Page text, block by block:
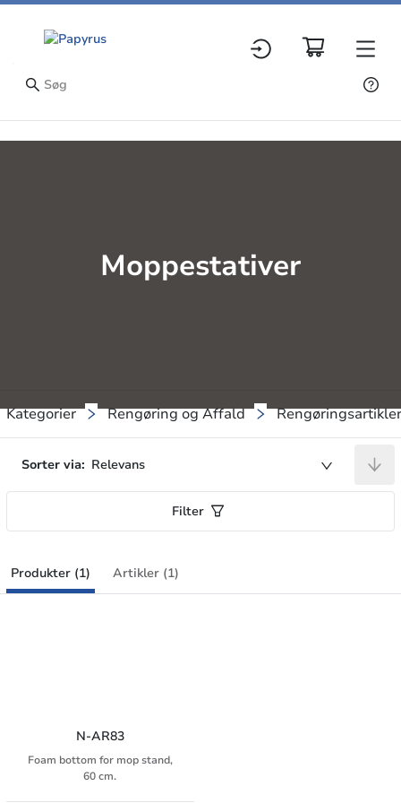
Moppestativer
Kategorier Rengøring og Affald Rengøringsartikler
Sorter via: Relevans
Filter
Produkter (1) Artikler (1)
N-AR83
Foam bottom for mop stand,
60 cm.